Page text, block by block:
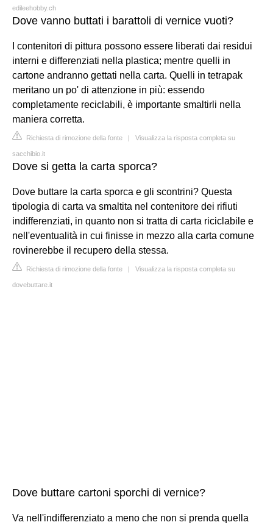
edileehobby.ch
Dove vanno buttati i barattoli di vernice vuoti?
I contenitori di pittura possono essere liberati dai residui
interni e differenziati nella plastica; mentre quelli in
cartone andranno gettati nella carta. Quelli in tetrapak
meritano un po' di attenzione in più: essendo
completamente reciclabili, è importante smaltirli nella
maniera corretta.
Richiesta di rimozione della fonte | Visualizza la risposta completa su
sacchibio.it
Dove si getta la carta sporca?
Dove buttare la carta sporca e gli scontrini? Questa
tipologia di carta va smaltita nel contenitore dei rifiuti
indifferenziati, in quanto non si tratta di carta riciclabile e
nell'eventualità in cui finisse in mezzo alla carta comune
rovinerebbe il recupero della stessa.
Richiesta di rimozione della fonte | Visualizza la risposta completa su
dovebuttare.it
Dove buttare cartoni sporchi di vernice?
Va nell'indifferenziato a meno che non si prenda quella